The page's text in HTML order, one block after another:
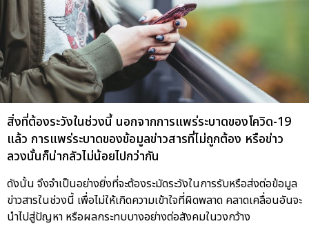
สิ่งที่ต้องระวังในช่วงนี้ นอกจากการแพร่ระบาดของโควิด-19
แล้ว การแพร่ระบาดของข้อมูลข่าวสารที่ไม่ถูกต้อง หรือข่าว
ลวงนั้นก็น่ากลัวไม่น้อยไปกว่ากัน
ดังนั้น จึงจำเป็นอย่างยิ่งที่จะต้องระมัดระวังในการรับหรือส่งต่อข้อมูล
ข่าวสารในช่วงนี้ เพื่อไม่ให้เกิดความเข้าใจที่ผิดพลาด คลาดเคลื่อนอันจะ
นำไปสู่ปัญหา หรือผลกระทบบางอย่างต่อสังคมในวงกว้าง